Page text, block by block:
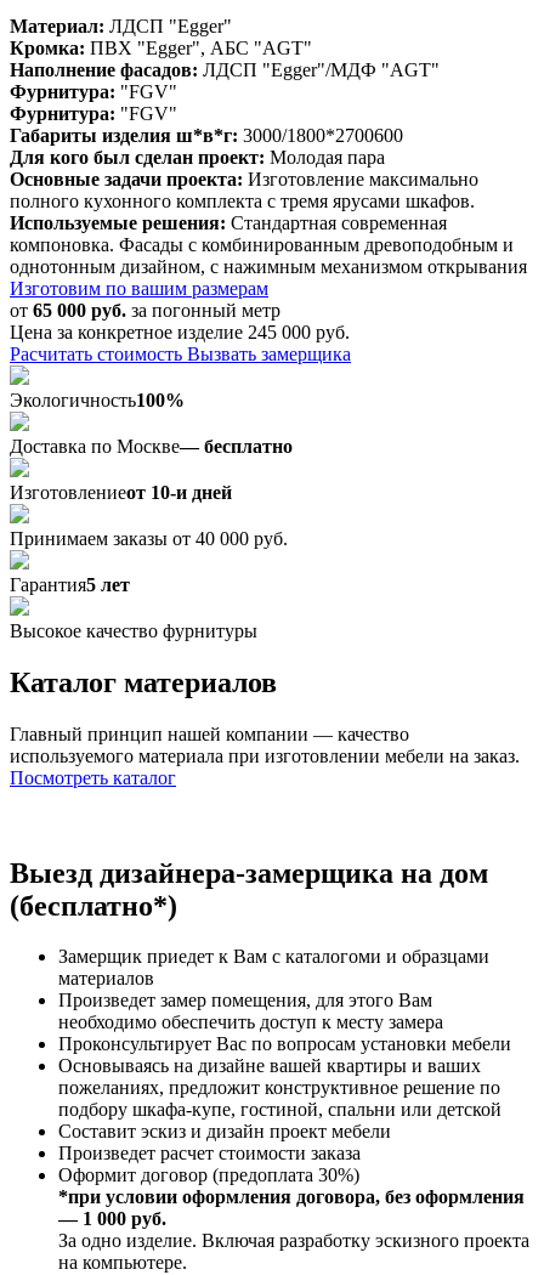
Материал: ЛДСП "Egger"
Кромка: ПВХ "Egger", АБС "AGT"
Наполнение фасадов: ЛДСП "Egger"/МДФ "AGT"
Фурнитура: "FGV"
Фурнитура: "FGV"
Габариты изделия ш*в*г: 3000/1800*2700600
Для кого был сделан проект: Молодая пара
Основные задачи проекта: Изготовление максимально
полного кухонного комплекта с тремя ярусами шкафов.
Используемые решения: Стандартная современная
компоновка. Фасады с комбинированным древоподобным и
однотонным дизайном, с нажимным механизмом открывания
Изготовим по вашим размерам
от 65 000 руб. за погонный метр
Цена за конкретное изделие 245 000 руб.
Расчитать стоимость Вызвать замерщика
Экологичность100%
Доставка по Москве— бесплатно
Изготовлениеот 10-и дней
Принимаем заказы от 40 000 руб.
Гарантия5 лет
Высокое качество фурнитуры
Каталог материалов
Главный принцип нашей компании — качество
используемого материала при изготовлении мебели на заказ.
Посмотреть каталог
Выезд дизайнера-замерщика на дом
(бесплатно*)
Замерщик приедет к Вам с каталогоми и образцами
материалов
Произведет замер помещения, для этого Вам
необходимо обеспечить доступ к месту замера
Проконсультирует Вас по вопросам установки мебели
Основываясь на дизайне вашей квартиры и ваших
пожеланиях, предложит конструктивное решение по
подбору шкафа-купе, гостиной, спальни или детской
Составит эскиз и дизайн проект мебели
Произведет расчет стоимости заказа
Оформит договор (предоплата 30%)
*при условии оформления договора, без оформления
— 1 000 руб.
За одно изделие. Включая разработку эскизного проекта
на компьютере.